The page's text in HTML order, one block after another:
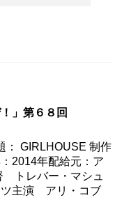
」第６８回
GIRLHOUSE 制作
2014年配給元：ア
トレバー・マシュ
ツ主演 アリ・コブ